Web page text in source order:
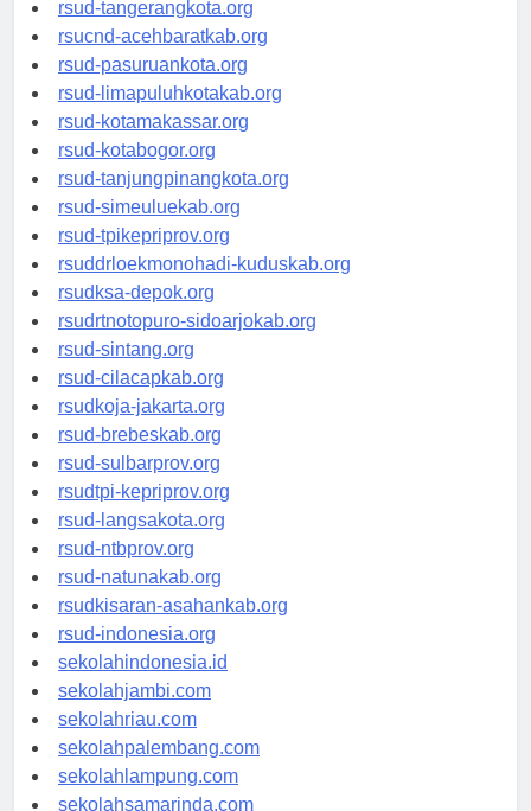
rsud-tangerangkota.org
rsucnd-acehbaratkab.org
rsud-pasuruankota.org
rsud-limapuluhkotakab.org
rsud-kotamakassar.org
rsud-kotabogor.org
rsud-tanjungpinangkota.org
rsud-simeuluekab.org
rsud-tpikepriprov.org
rsuddrloekmonohadi-kuduskab.org
rsudksa-depok.org
rsudrtnotopuro-sidoarjokab.org
rsud-sintang.org
rsud-cilacapkab.org
rsudkoja-jakarta.org
rsud-brebeskab.org
rsud-sulbarprov.org
rsudtpi-kepriprov.org
rsud-langsakota.org
rsud-ntbprov.org
rsud-natunakab.org
rsudkisaran-asahankab.org
rsud-indonesia.org
sekolahindonesia.id
sekolahjambi.com
sekolahriau.com
sekolahpalembang.com
sekolahlampung.com